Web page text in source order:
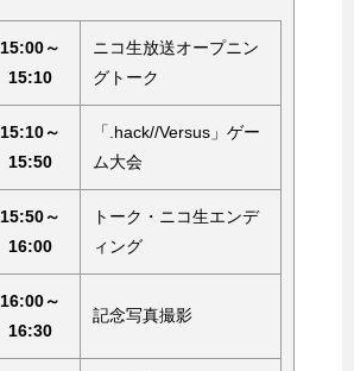
15:00～
15:10
ニコ生放送オープニン
グトーク
15:10～
15:50
「.hack//Versus」ゲー
ム大会
15:50～
16:00
トーク・ニコ生エンデ
ィング
16:00～
16:30
記念写真撮影